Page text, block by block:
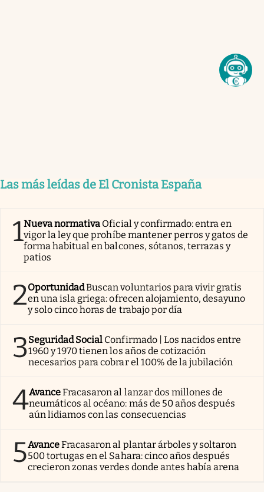
Las más leídas de El Cronista España
1Nueva normativa Oficial y confirmado: entra en
vigor la ley que prohíbe mantener perros y gatos de
forma habitual en balcones, sótanos, terrazas y
patios
2OportunidadBuscan voluntarios para vivir gratis
en una isla griega: ofrecen alojamiento, desayuno
y solo cinco horas de trabajo por día
3Seguridad Social Confirmado | Los nacidos entre
1960 y 1970 tienen los años de cotización
necesarios para cobrar el 100% de la jubilación
4AvanceFracasaron al lanzar dos millones de
neumáticos al océano: más de 50 años después
aún lidiamos con las consecuencias
5AvanceFracasaron al plantar árboles y soltaron
500 tortugas en el Sahara: cinco años después
crecieron zonas verdes donde antes había arena